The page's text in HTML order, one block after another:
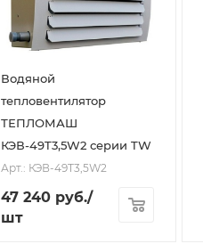
Водяной
тепловентилятор
ТЕПЛОМАШ
КЭВ-49T3,5W2 серии TW
Арт.: КЭВ-49T3,5W2
47 240 руб./
шт